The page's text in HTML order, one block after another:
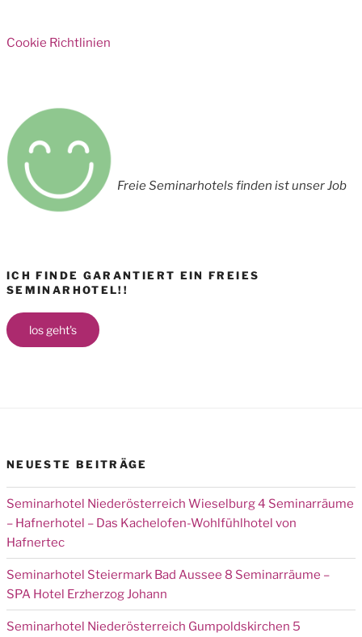
Cookie Richtlinien
Freie Seminarhotels finden ist unser Job
ICH FINDE GARANTIERT EIN FREIES
SEMINARHOTEL!!
los geht's
NEUESTE BEITRÄGE
Seminarhotel Niederösterreich Wieselburg 4 Seminarräume
– Hafnerhotel – Das Kachelofen-Wohlfühlhotel von
Hafnertec
Seminarhotel Steiermark Bad Aussee 8 Seminarräume –
SPA Hotel Erzherzog Johann
Seminarhotel Niederösterreich Gumpoldskirchen 5